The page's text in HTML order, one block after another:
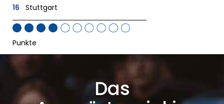
16 Stuttgart
Punkte
Das